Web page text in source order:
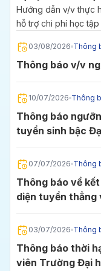
2027
Hướng dẫn v/v thực
hỗ trợ chi phí học
03/08/2026 Thông
Thông báo v/v
10/07/2026 Thông
Thông báo ngưỡng đảm bảo chất lượng đầu vào
tuyển sinh bậc
07/07/2026 Thông
Thông báo về
diện tuyển thẳng
03/07/2026 Thông
Thông báo thời
viên Trường Đại